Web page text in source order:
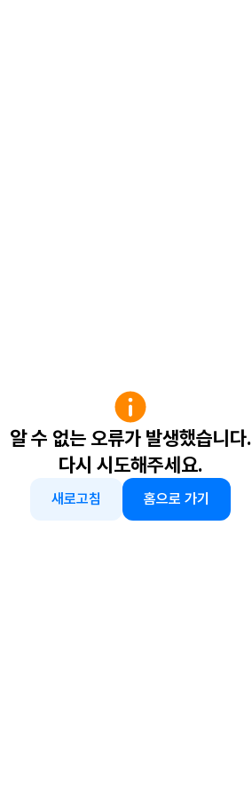
알 수 없는 오류가 발생했습니다.
다시 시도해주세요.
새로고침 홈으로 가기